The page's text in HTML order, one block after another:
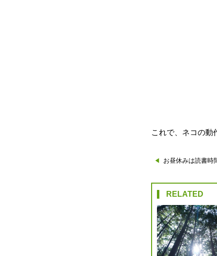
これで、ネコの動
投
稿
ナ
ビ
ゲ
お昼休みは読書時
RELATED